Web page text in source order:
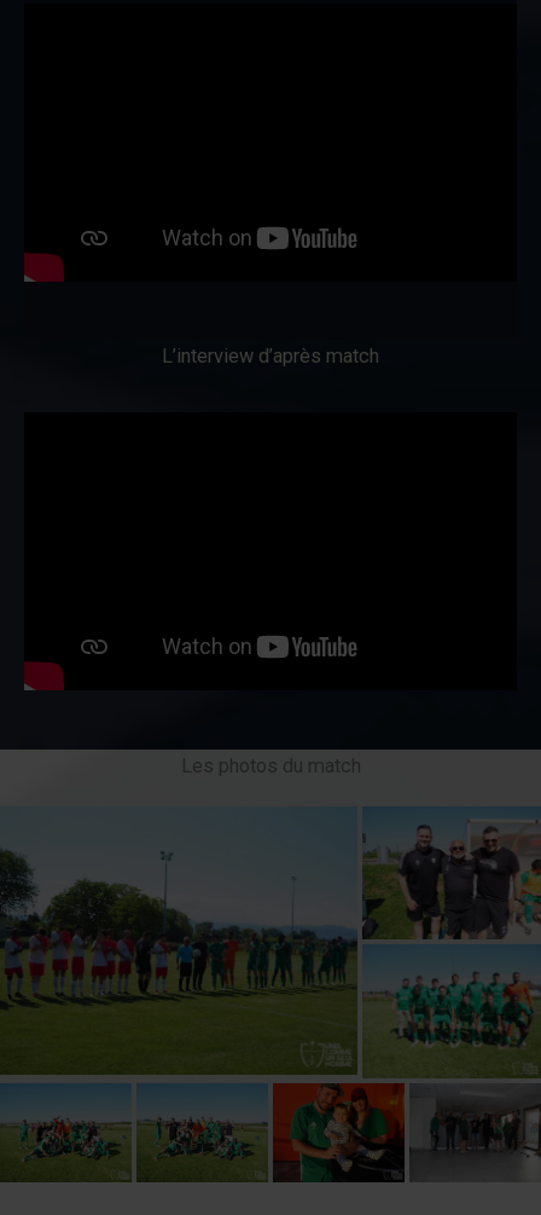
L’interview d’après match
Les photos du match